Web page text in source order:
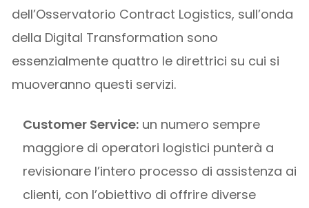
dell’Osservatorio Contract Logistics, sull’onda
della Digital Transformation sono
essenzialmente quattro le direttrici su cui si
muoveranno questi servizi.
Customer Service: un numero sempre
maggiore di operatori logistici punterà a
revisionare l’intero processo di assistenza ai
clienti, con l’obiettivo di offrire diverse